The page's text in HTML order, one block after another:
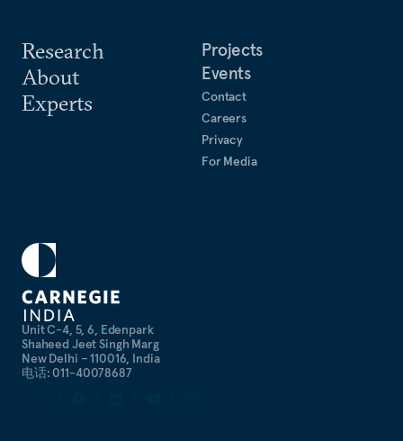
Unit C-4, 5, 6, Edenpark
Shaheed Jeet Singh Marg
New Delhi – 110016, India
电话: 011-40078687
Research
About
Experts
Projects
Events
Contact
Careers
Privacy
For Media